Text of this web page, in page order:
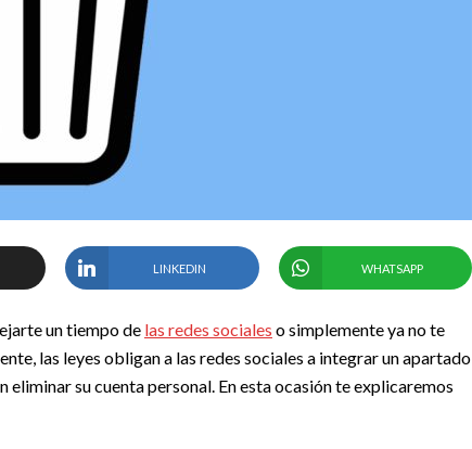
LINKEDIN WHATSAPP
un tiempo de las redes sociales o simplemente ya no te
las leyes obligan a las redes sociales a integrar un apartado
eliminar su cuenta personal. En esta ocasión te explicaremos